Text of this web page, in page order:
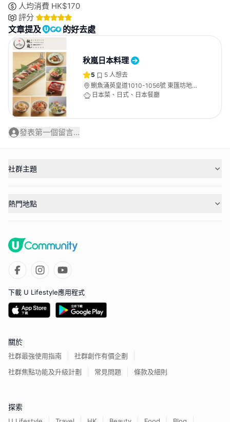
人均消費 HK$170
評分
文章提及 的好去處
秋嵐日本料理
5 5 人想去
鰂魚涌英皇道1010-1056號 東匯坊地庫
72號舖
日本菜、日式、日本餐廳
發表第一個留言...
社群主題
熱門地點
下載 U Lifestyle應用程式
關於
社群最強使用指南
社群創作有價企劃
社群焦點功能及升級計劃
常見問題 條款及細則
探索